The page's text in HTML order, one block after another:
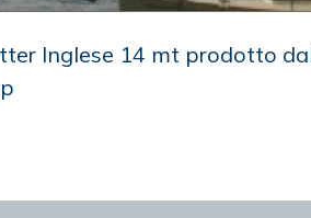
Inglese 14 mt prodotto